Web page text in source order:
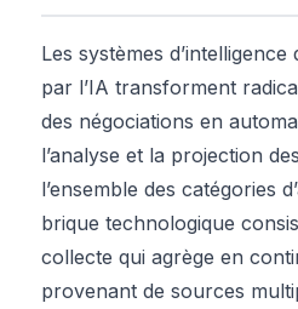
Les systèmes
par l’IA transforment
des négociations en
l’analyse et la projection
l’ensemble des catégories
brique technologique
collecte qui agrège en
provenant de sources